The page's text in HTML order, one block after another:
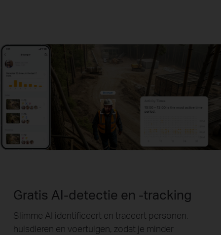
Gratis AI-detectie en -tracking
Slimme AI identificeert en traceert personen,
huisdieren en voertuigen, zodat je minder